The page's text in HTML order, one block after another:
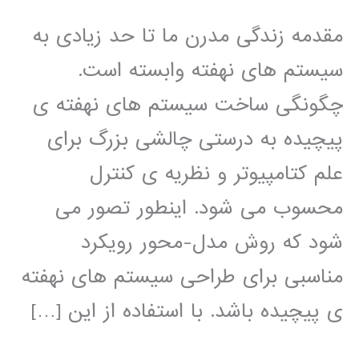
مقدمه زندگی مدرن ما تا حد زیادی به
سیستم های نهفته وابسته است.
چگونگی ساخت سیستم های نهفته ی
پیچیده به درستی چالشی بزرگ برای
علم کتامپیوتر و نظریه ی کنترل
محسوب می شود. اینطور تصور می
شود که روش مدل-محور رویکرد
مناسبی برای طراحی سیستم های نهفته
ی پیچیده باشد. با استفاده از این […]